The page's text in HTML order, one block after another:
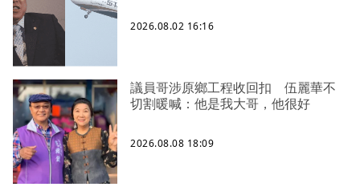
2026.08.02 16:16
議員哥涉原鄉工程收回扣 伍麗華不
切割暖喊：他是我大哥，他很好
2026.08.08 18:09